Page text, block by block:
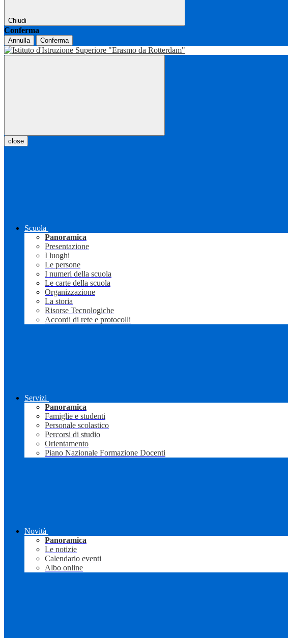
Chiudi
Conferma
Annulla Conferma
close
Scuola
Panoramica
Presentazione
I luoghi
Le persone
I numeri della scuola
Le carte della scuola
Organizzazione
La storia
Risorse Tecnologiche
Accordi di rete e protocolli
Servizi
Panoramica
Famiglie e studenti
Personale scolastico
Percorsi di studio
Orientamento
Piano Nazionale Formazione Docenti
Novità
Panoramica
Le notizie
Calendario eventi
Albo online